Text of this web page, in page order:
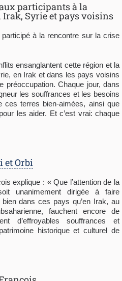
participants à la
Syrie et pays voisins
à la rencontre sur la crise
ensanglantent cette région et la
en Irak et dans les pays voisins
préoccupation. Chaque jour, dans
les souffrances et les besoins
terres bien-aimées, ainsi que
les aider. Et c’est vrai: chaque
et Orbi
explique : « Que l’attention de la
unanimement dirigée à faire
dans ces pays qu’en Irak, au
fauchent encore de
d’effroyables souffrances et
historique et culturel de